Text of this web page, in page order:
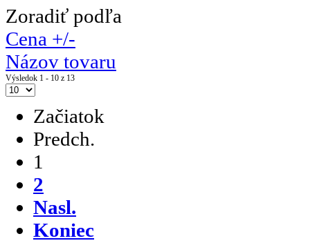
Zoradiť podľa
Cena +/-
Názov tovaru
Výsledok 1 - 10 z 13
Začiatok
Predch.
1
2
Nasl.
Koniec